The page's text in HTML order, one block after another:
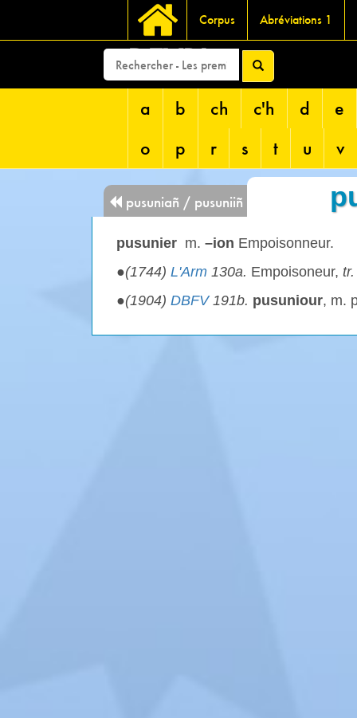
Corpus Abréviations 1
DEVRI
a b ch c'h d
e
o
p r s t u v
pusuniañ / pusuniiñ
pusunier m. –ion Empoisonneur.
●(1744) L'Arm 130a. Empoisoneur, tr.
●(1904) DBFV191b. pusuniour, m.